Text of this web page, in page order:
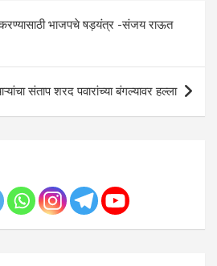
भाजपचे षड़यंत्र -संजय राऊत
संताप शरद पवारांच्या बंगल्यावर हल्ला